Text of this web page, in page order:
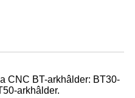
CNC BT-arkhâlder: BT30-
arkhâlder.